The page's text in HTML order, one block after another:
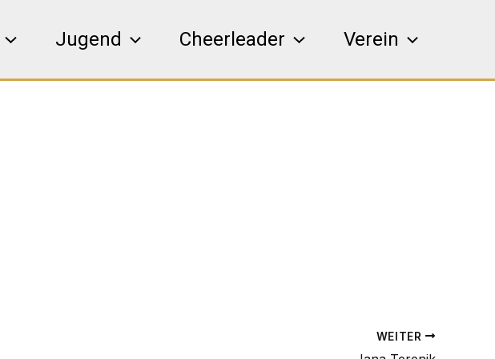
Jugend Cheerleader Verein
WEITER